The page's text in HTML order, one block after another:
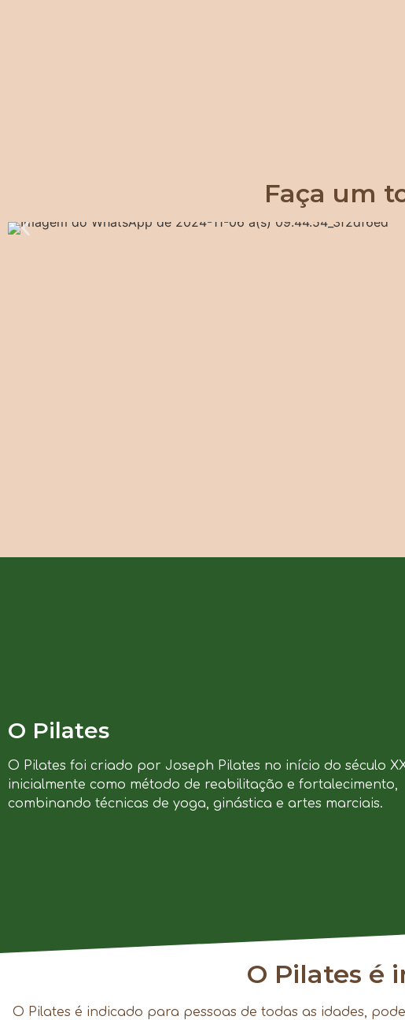
Faça um
O Pilates
O Pilates foi criado por Joseph Pilates no início do século
inicialmente como método de reabilitação e fortalecimento,
combinando técnicas de yoga, ginástica e artes marciais.
O Pilates é
O Pilates é indicado para pessoas de todas as idades,